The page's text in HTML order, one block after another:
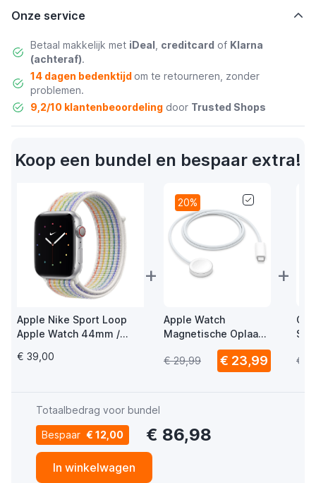
Onze service
Betaal makkelijk met iDeal creditcard of Klarna
(achteraf).
14 dagen bedenktijd om te retourneren, zonder
problemen.
9,2/10 klantenbeoordelingdoor Trusted Shops
Koop een bundel en bespaar extra!
Apple Nike Sport Loop
Apple Watch 44mm /
Pride Edition
€ 39,00
+
20%
Apple Watch
Magnetische Oplaad
USB-C Kabel 1m
€ 29,99
€ 23,99
+
€
Totaalbedrag voor bundel
Bespaar € 12,00 € 86,98
In winkelwagen